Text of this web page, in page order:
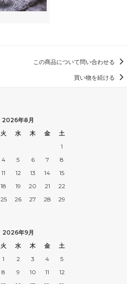
この商品について問い合わせる
買い物を続ける
2026年8月
火 水 木 金
土
1
4 5 6 7
8
11 12 13 14
15
18 19 20 21
22
25 26 27 28
29
2026年9月
火 水 木 金
土
1
2 3 4
5
8 9 10 11
12